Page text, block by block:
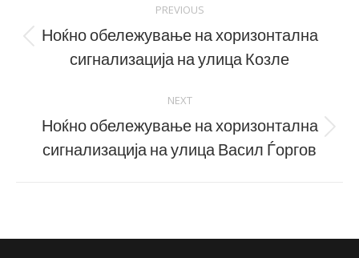
navigation
PREVIOUS
Previous
post:
Ноќно обележување на хоризонтална
сигнализација на улица Козле
NEXT
Next
post:
Ноќно обележување на хоризонтална
сигнализација на улица Васил Ѓоргов